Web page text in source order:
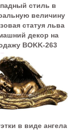
стиль в
величину
статуя льва
декор на
BOKK-263
в виде ангела